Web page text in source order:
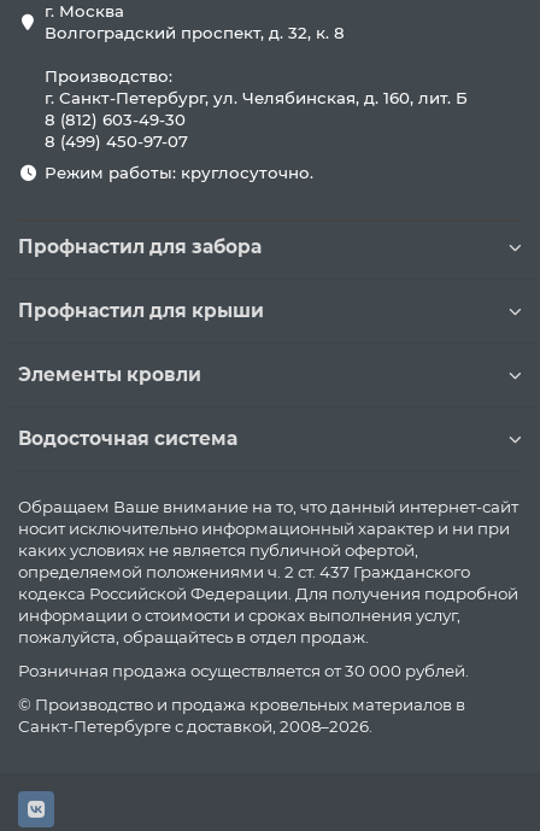
г. Москва
Волгоградский проспект, д. 32, к. 8
Производство:
г. Санкт-Петербург, ул. Челябинская, д. 160, лит. Б
8 (812) 603-49-30
8 (499) 450-97-07
Режим работы: круглосуточно.
Профнастил для забора
Профнастил для крыши
Элементы кровли
Водосточная система
Обращаем Ваше внимание на то, что данный интернет-сайт
носит исключительно информационный характер и ни при
каких условиях не является публичной офертой,
определяемой положениями ч. 2 ст. 437 Гражданского
кодекса Российской Федерации. Для получения подробной
информации о стоимости и сроках выполнения услуг,
пожалуйста, обращайтесь в отдел продаж.
Розничная продажа осуществляется от 30 000 рублей.
© Производство и продажа кровельных материалов в
Санкт-Петербурге с доставкой, 2008–2026.